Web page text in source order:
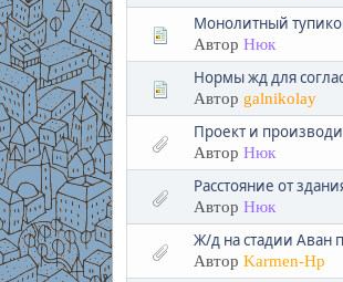
Монолитный
Автор Нюк
Нормы жд для
Автор galnikolay
Проект и
Автор Нюк
Расстояние от
Автор Нюк
Ж/д на стадии Аван
Автор Karmen-Hp